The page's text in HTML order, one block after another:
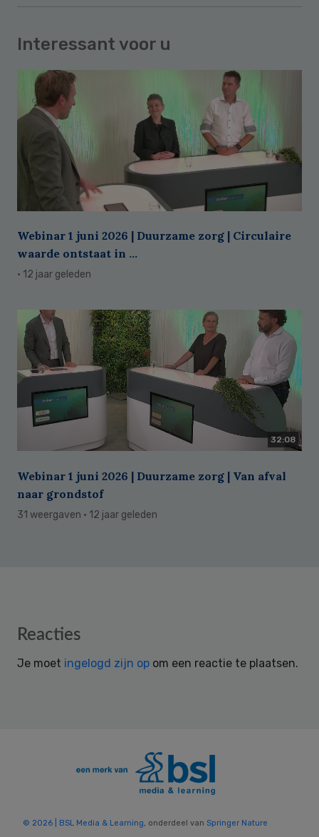
Interessant voor u
Webinar 1 juni 2026 | Duurzame zorg | Circulaire
waarde ontstaat in ...
· 12 jaar geleden
32:08
Webinar 1 juni 2026 | Duurzame zorg | Van afval
naar grondstof
31 weergaven · 12 jaar geleden
Reader
Reacties
Je moet ingelogd zijn op om een reactie te plaatsen.
© 2026 | BSL Media & Learning, onderdeel van Springer Nature